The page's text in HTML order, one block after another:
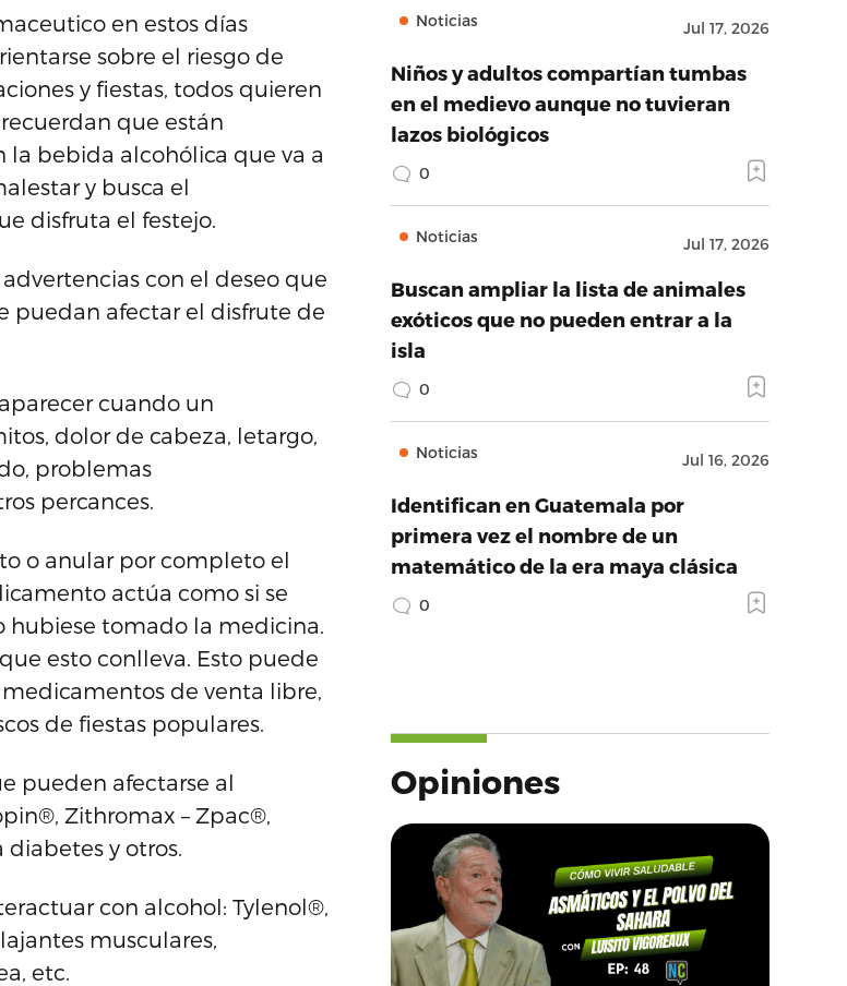
en estos días
sobre el riesgo de
y fiestas, todos quieren
que están
bebida alcohólica que va a
y busca el
disfruta el festejo.
con el deseo que
puedan afectar el disfrute de
cuando un
dolor de cabeza, letargo,
problemas
percances.
o anular por completo el
actúa como si se
hubiese tomado la medicina.
esto conlleva. Esto puede
de venta libre,
de fiestas populares.
pueden afectarse al
Zithromax – Zpac®,
y otros.
con alcohol: Tylenol®,
musculares,
etc.
Noticias Jul 17, 2026
Niños y adultos compartían tumbas
en el medievo aunque no tuvieran
lazos biológicos
0
Noticias Jul 17, 2026
Buscan ampliar la lista de animales
exóticos que no pueden entrar a la
isla
0
Noticias Jul 16, 2026
Identifican en Guatemala por
primera vez el nombre de un
matemático de la era maya clásica
0
Opiniones